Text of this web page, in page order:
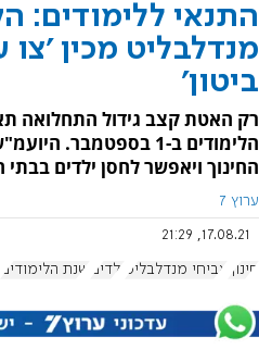
התנאי ללימודים:
מנדלבליט מכין
ביטון'
רק האטת קצב גידול התחלואה
הלימודים ב-1
החינוך ויאפשר לחסן ילדים
ערוץ 7
17.08.21, 21:29
חינוך אביחי מנדלבליט ילדים שנת הלימודים